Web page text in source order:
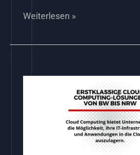
Weiterlesen »